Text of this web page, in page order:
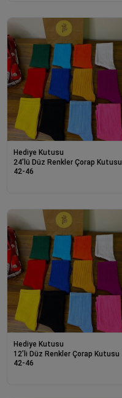
Hediye Kutusu
24’lü Düz Renkler Çorap Kutusu
42-46
Hediye Kutusu
12’li Düz Renkler Çorap Kutusu
42-46